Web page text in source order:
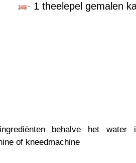
1 theelepel gemalen
behalve het
of kneedmachine